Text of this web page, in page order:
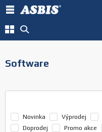
Software
Novinka Výprodej
Doprodej
Promo akce